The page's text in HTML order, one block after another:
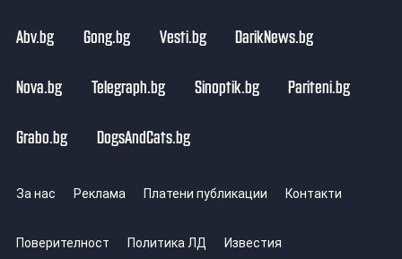
Abv.bg Gong.bg Vesti.bg DarikNews.bg
Nova.bg Telegraph.bg Sinoptik.bg Pariteni.bg
Grabo.bg DogsAndCats.bg
За нас Реклама Платени публикации Контакти
Поверителност Политика ЛД Известия